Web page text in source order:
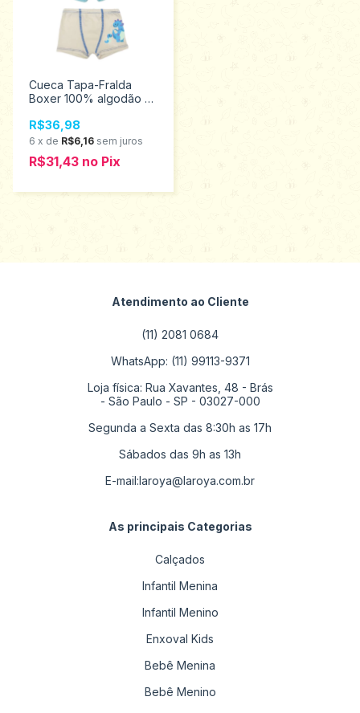
Cueca Tapa-Fralda
Boxer 100% algodão Kit
R$36,98
6 x de R$6,16 sem juros
R$31,43 no Pix
Atendimento ao Cliente
(11) 2081 0684
WhatsApp: (11) 99113-9371
Loja física: Rua Xavantes, 48 - Brás
- São Paulo - SP - 03027-000
Segunda a Sexta das 8:30h as 17h
Sábados das 9h as 13h
E-mail:laroya@laroya.com.br
As principais Categorias
Calçados
Infantil Menina
Infantil Menino
Enxoval Kids
Bebê Menina
Bebê Menino